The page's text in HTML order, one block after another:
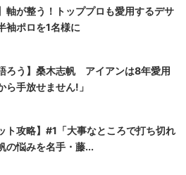
軸が整う！トッププロも愛用するデサ
袖ポロを1名様に
ろう】桑木志帆 アイアンは8年愛用
ら手放せません!」
ト攻略】#1「大事なところで打ち切れ
の悩みを名手・藤...